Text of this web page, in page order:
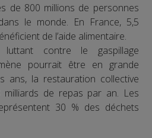
de 800 millions de personnes
le monde. En France, 5,5
de l’aide alimentaire.
luttant contre le gaspillage
pourrait être en grande
ans, la restauration collective
milliards de repas par an. Les
30 % des déchets